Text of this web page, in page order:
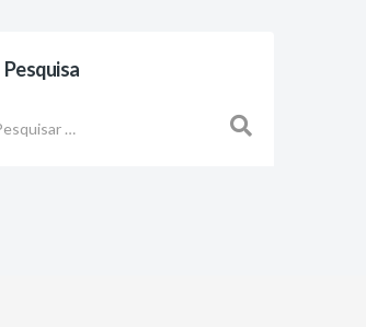
Pesquisa